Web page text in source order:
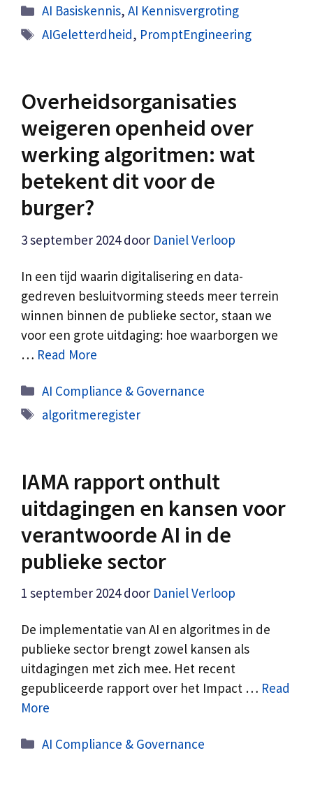
Categorieën
AI Basiskennis,AI Kennisvergroting
Tags
AIGeletterdheid, PromptEngineering
Overheidsorganisaties
weigeren openheid over
werking algoritmen: wat
betekent dit voor de
burger?
3 september 2024 door Daniel Verloop
In een tijd waarin digitalisering en data-
gedreven besluitvorming steeds meer terrein
winnen binnen de publieke sector, staan we
voor een grote uitdaging: hoe waarborgen we
… Read More
Categorieën
AI Compliance & Governance
Tags
algoritmeregister
IAMA rapport onthult
uitdagingen en kansen voor
verantwoorde AI in de
publieke sector
1 september 2024 door Daniel Verloop
De implementatie van AI en algoritmes in de
publieke sector brengt zowel kansen als
uitdagingen met zich mee. Het recent
gepubliceerde rapport over het Impact … Read
More
Categorieën
AI Compliance & Governance